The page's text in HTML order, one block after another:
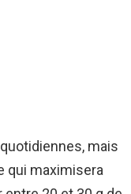
mais
qui maximisera